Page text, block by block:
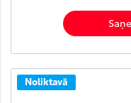
Noliktavā